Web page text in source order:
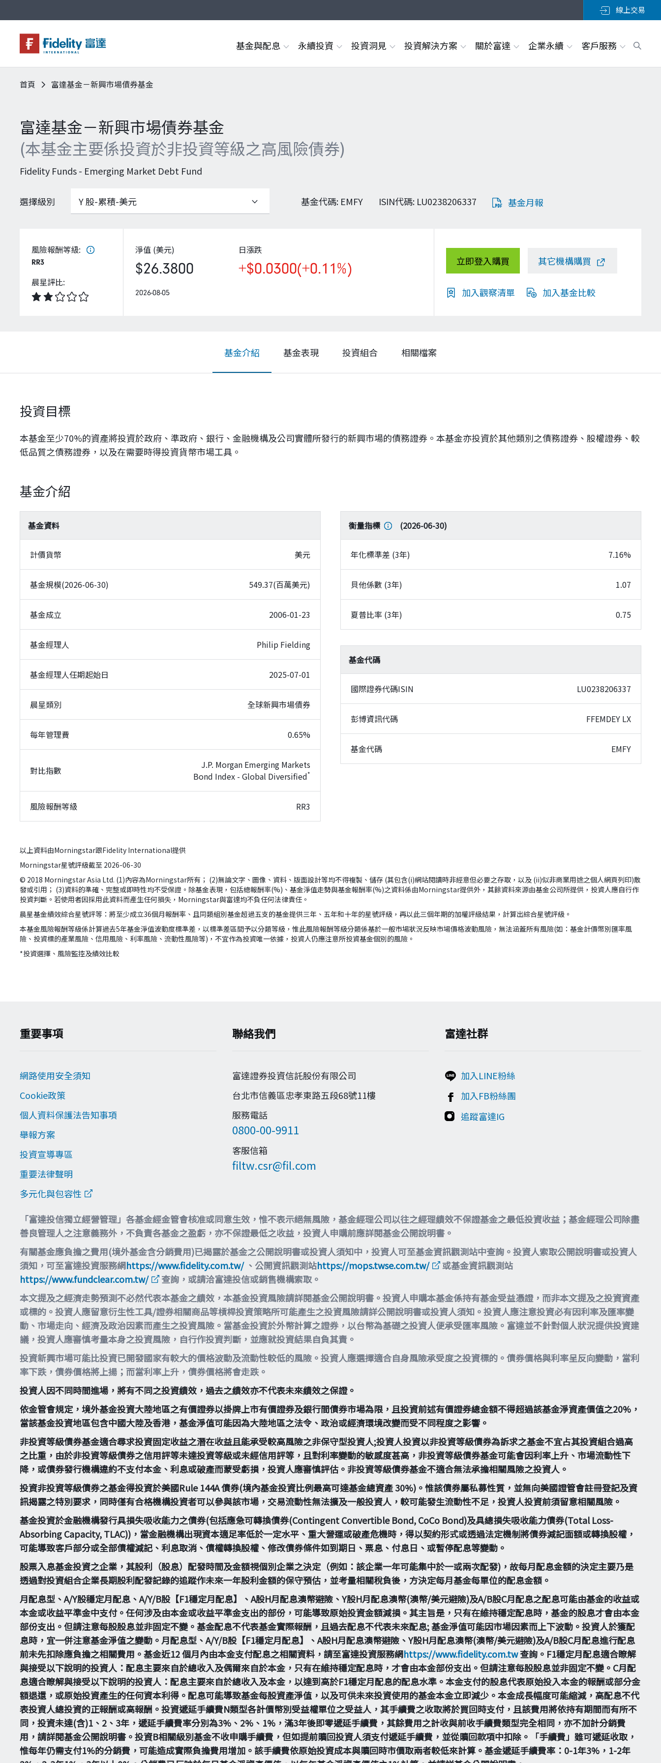
線上交易
基金與配息
基金與配息
永續投資
永續投資
投資洞見
投資洞見
投資解決方案
投資解決方案
關於富達
關於富達
企業永續
企業永續
客戶服務
客戶服務
首頁 富達基金－新興市場債券基金
富達基金－新興市場債券基金
(本基金主要係投資於非投資等級之高風險債券)
Fidelity Funds - Emerging Market Debt Fund
選擇級別 基金代碼: EMFY ISIN代碼: LU0238206337 基金月報
風險報酬等級:
RR3
晨星評比:
淨值 (美元)
$26.3800
日漲跌
+$0.0300(+0.11%)
2026-08-05
立即登入購買 其它機構購買
加入觀察清單 加入基金比較
基金介紹 基金表現 投資組合 相關檔案
投資目標
本基金至少70%的資產將投資於政府、準政府、銀行、金融機構及公司實體所發行的新興市場的債務證券。本基金亦投資於其他類別之債務證券、股權證券、較
低品質之債務證券，以及在需要時得投資貨幣市場工具。
基金介紹
基金資料
計價貨幣 美元
基金規模(2026-06-30) 549.37(百萬美元)
基金成立 2006-01-23
基金經理人 Philip Fielding
基金經理人任期起始日 2025-07-01
晨星類別 全球新興市場債券
每年管理費 0.65%
對比指數
J.P. Morgan Emerging Markets
Bond Index - Global Diversified*
風險報酬等級 RR3
衡量指標 (2026-06-30)
年化標準差 (3年) 7.16%
貝他係數 (3年) 1.07
夏普比率 (3年) 0.75
基金代碼
國際證券代碼ISIN LU0238206337
彭博資訊代碼 FFEMDEY LX
基金代碼 EMFY
以上資料由Morningstar跟Fidelity International提供
Morningstar星號評級截至 2026-06-30
© 2018 Morningstar Asia Ltd. (1)內容為Morningstar所有； (2)無論文字、圖像、資料、版面設計等均不得複製、儲存 (其包含(i)網站閱讀時非經意但必要之存取，以及 (ii)似非商業用途之個人網頁列印)散
發或引用； (3)資料的準確、完整或即時性均不受保證。除基金表現，包括總報酬率(%)、基金淨值走勢與基金報酬率(%)之資料係由Morningstar提供外，其餘資料來源由基金公司所提供，投資人應自行作
投資判斷。若使用者因採用此資料而產生任何損失，Morningstar與富達均不負任何法律責任。
晨星基金績效綜合星號評等：將至少成立36個月報酬率、且同類組別基金超過五支的基金提供三年、五年和十年的星號評級，再以此三個年期的加權評級結果，計算出綜合星號評級。
本基金風險報酬等級係計算過去5年基金淨值波動度標準差，以標準差區間予以分類等級，惟此風險報酬等級分類係基於一般市場狀況反映市場價格波動風險，無法涵蓋所有風險(如：基金計價幣別匯率風
險、投資標的產業風險、信用風險、利率風險、流動性風險等)，不宜作為投資唯一依據，投資人仍應注意所投資基金個別的風險。
*投資選擇、風險監控及績效比較
重要事項
網路使用安全須知
Cookie政策
個人資料保護法告知事項
舉報方案
投資宣導專區
重要法律聲明
多元化與包容性
聯絡我們
富達證券投資信託股份有限公司
台北市信義區忠孝東路五段68號11樓
服務電話
0800-00-9911
客服信箱
filtw.csr@fil.com
富達社群
加入LINE粉絲
加入FB粉絲團
追蹤富達IG
「富達投信獨立經營管理」各基金經金管會核准或同意生效，惟不表示絕無風險，基金經理公司以往之經理績效不保證基金之最低投資收益；基金經理公司除盡
善良管理人之注意義務外，不負責各基金之盈虧，亦不保證最低之收益，投資人申購前應詳閱基金公開說明書。
有關基金應負擔之費用(境外基金含分銷費用)已揭露於基金之公開說明書或投資人須知中，投資人可至基金資訊觀測站中查詢。投資人索取公開說明書或投資人
須知，可至富達投資服務網https://www.fidelity.com.tw/、公開資訊觀測站https://mops.twse.com.tw/
或基金資訊觀測站
https://www.fundclear.com.tw/
查詢，或請洽富達投信或銷售機構索取。
本文提及之經濟走勢預測不必然代表本基金之績效，本基金投資風險請詳閱基金公開說明書。投資人申購本基金係持有基金受益憑證，而非本文提及之投資資產
或標的。投資人應留意衍生性工具/證券相關商品等槓桿投資策略所可能產生之投資風險請詳公開說明書或投資人須知。投資人應注意投資必有因利率及匯率變
動、市場走向、經濟及政治因素而產生之投資風險。當基金投資於外幣計算之證券，以台幣為基礎之投資人便承受匯率風險。富達並不針對個人狀況提供投資建
議，投資人應審慎考量本身之投資風險，自行作投資判斷，並應就投資結果自負其責。
投資新興市場可能比投資已開發國家有較大的價格波動及流動性較低的風險。投資人應選擇適合自身風險承受度之投資標的。債券價格與利率呈反向變動，當利
率下跌，債券價格將上揚；而當利率上升，債券價格將會走跌。
投資人因不同時間進場，將有不同之投資績效，過去之績效亦不代表未來績效之保證。
依金管會規定，境外基金投資大陸地區之有價證券以掛牌上市有價證券及銀行間債券市場為限，且投資前述有價證券總金額不得超過該基金淨資產價值之20%，
當該基金投資地區包含中國大陸及香港，基金淨值可能因為大陸地區之法令、政治或經濟環境改變而受不同程度之影響。
非投資等級債券基金適合尋求投資固定收益之潛在收益且能承受較高風險之非保守型投資人;投資人投資以非投資等級債券為訴求之基金不宜占其投資組合過高
之比重，由於非投資等級債券之信用評等未達投資等級或未經信用評等，且對利率變動的敏感度甚高，非投資等級債券基金可能會因利率上升、市場流動性下
降，或債券發行機構違約不支付本金、利息或破產而蒙受虧損，投資人應審慎評估。非投資等級債券基金不適合無法承擔相關風險之投資人。
投資非投資等級債券之基金得投資於美國Rule 144A 債券(境內基金投資比例最高可達基金總資產 30%)。惟該債券屬私募性質，並無向美國證管會註冊登記及資
訊揭露之特別要求，同時僅有合格機構投資者可以參與該市場，交易流動性無法擴及一般投資人，較可能發生流動性不足，投資人投資前須留意相關風險。
基金投資於金融機構發行具損失吸收能力之債券(包括應急可轉換債券(Contingent Convertible Bond, CoCo Bond)及具總損失吸收能力債券(Total Loss-
Absorbing Capacity, TLAC))，當金融機構出現資本適足率低於一定水平、重大營運或破產危機時，得以契約形式或透過法定機制將債券減記面額或轉換股權，
可能導致客戶部分或全部債權減記、利息取消、債權轉換股權、修改債券條件如到期日、票息、付息日、或暫停配息等變動。
股票入息基金投資之企業，其股利（股息）配發時間及金額視個別企業之決定（例如：該企業一年可能集中於一或兩次配發)，故每月配息金額的決定主要乃是
透過對投資組合企業長期股利配發記錄的追蹤作未來一年股利金額的保守預估，並考量相關稅負後，方決定每月基金每單位的配息金額。
月配息型、A/Y股穩定月配息、A/Y/B股【F1穩定月配息】、A股H月配息澳幣避險、Y股H月配息澳幣(澳幣/美元避險)及A/B股C月配息之配息可能由基金的收益或
本金或收益平準金中支付。任何涉及由本金或收益平準金支出的部份，可能導致原始投資金額減損。其主旨是，只有在維持穩定配息時，基金的股息才會由本金
部份支出。但請注意每股股息並非固定不變。基金配息不代表基金實際報酬，且過去配息不代表未來配息; 基金淨值可能因市場因素而上下波動。投資人於獲配
息時，宜一併注意基金淨值之變動。月配息型、A/Y/B股【F1穩定月配息】、A股H月配息澳幣避險、Y股H月配息澳幣(澳幣/美元避險)及A/B股C月配息進行配息
前未先扣除應負擔之相關費用。基金近12 個月內由本金支付配息之相關資料，請至富達投資服務網https://www.fidelity.com.tw查詢。F1穩定月配息適合瞭解
與接受以下說明的投資人：配息主要來自於總收入及偶爾來自於本金，只有在維持穩定配息時，才會由本金部份支出。但請注意每股股息並非固定不變。C月配
息適合瞭解與接受以下說明的投資人：配息主要來自於總收入及本金，以達到高於F1穩定月配息的配息水準。本金支付的股息代表原始投入本金的報酬或部分金
額退還，或原始投資產生的任何資本利得。配息可能導致基金每股資產淨值，以及可供未來投資使用的基金本金立即減少。本金成長幅度可能縮減，高配息不代
表投資人總投資的正報酬或高報酬。投資遞延手續費N類型各計價幣別受益權單位之受益人，其手續費之收取將於買回時支付，且該費用將依持有期間而有所不
同，投資未達(含)1、2、3年，遞延手續費率分別為3%、2%、1%，滿3年後即零遞延手續費，其餘費用之計收與前收手續費類型完全相同，亦不加計分銷費
用，請詳閱基金公開說明書。投資B相關級別基金不收申購手續費，但如提前贖回投資人須支付遞延手續費，並從贖回款項中扣除。「手續費」雖可遞延收取，
惟每年仍需支付1%的分銷費，可能造成實際負擔費用增加。該手續費依原始投資成本與贖回時市價取兩者較低來計算。基金遞延手續費率：0-1年3%，1-2年